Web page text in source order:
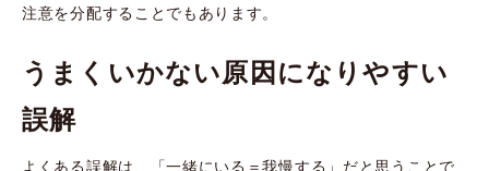
注意を分配することでもあります。
うまくいかない原因になりやすい
誤解
よくある誤解は、「一緒にいる＝我慢する」だと思うことで